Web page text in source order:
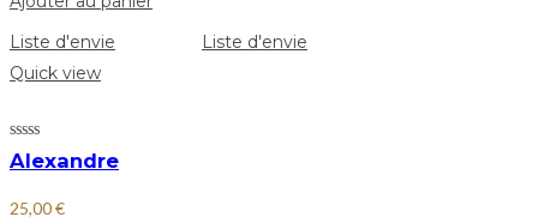
Liste d'envie
Liste d'envie
Quick view
Alexandre
25,00€